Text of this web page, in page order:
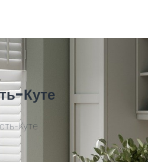
Куте
Куте